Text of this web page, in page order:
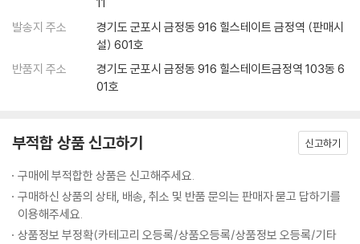
발송지 주소
경기도 군포시 금정동 916 힐스테이트 금정역 (판매시
설) 601호
반품지 주소
경기도 군포시 금정동 916 힐스테이트금정역 103동 6
01호
부적합 상품 신고하기 신고하기
구매에 부적합한 상품은 신고해주세요.
구매하신 상품의 상태, 배송, 취소 및 반품 문의는 판매자 묻고 답하기를
이용해주세요.
상품정보 부정확(카테고리 오등록/상품오등록/상품정보 오등록/기타